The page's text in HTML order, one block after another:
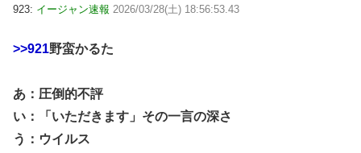
923: イージャン速報 2026/03/28(土) 18:56:53.43
>>921野蛮かるた
あ：圧倒的不評
い：「いただきます」その一言の深さ
う：ウイルス